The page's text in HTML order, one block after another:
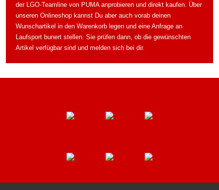
der LGO-Teamline von PUMA anprobieren und direkt kaufen. Über
unseren Onlineshop kannst Du aber auch vorab deinen
Wunschartikel in den Warenkorb legen und eine Anfrage an
Laufsport bunert stellen. Sie prüfen dann, ob die gewünschten
Artikel verfügbar sind und melden sich bei dir.